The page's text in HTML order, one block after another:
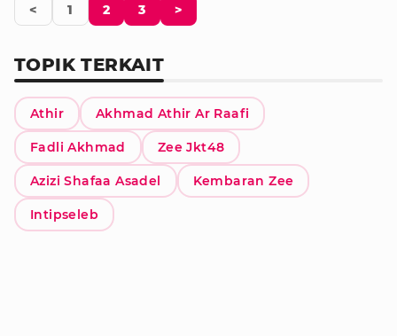
< 1 2 3 >
TOPIK TERKAIT
Athir Akhmad Athir Ar Raafi
Fadli Akhmad Zee Jkt48
Azizi Shafaa Asadel Kembaran Zee
Intipseleb